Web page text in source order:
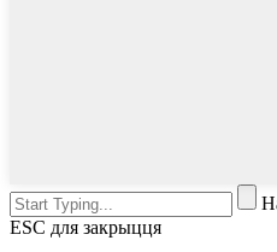
ESC для закрыцця